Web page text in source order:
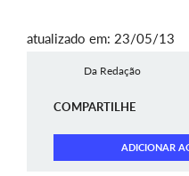
atualizado em: 23/05/13
Da Redação
COMPARTILHE
ADICIONAR